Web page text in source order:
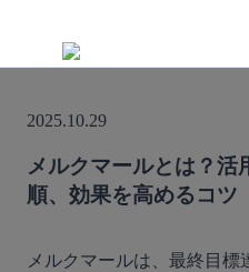
TUNAGの特徴
サポート体制
セキュリティ
導入事例
活用方法
2025.10.29
メルクマールとは？活
順、効果を高めるコツ
メルクマールは、最終目